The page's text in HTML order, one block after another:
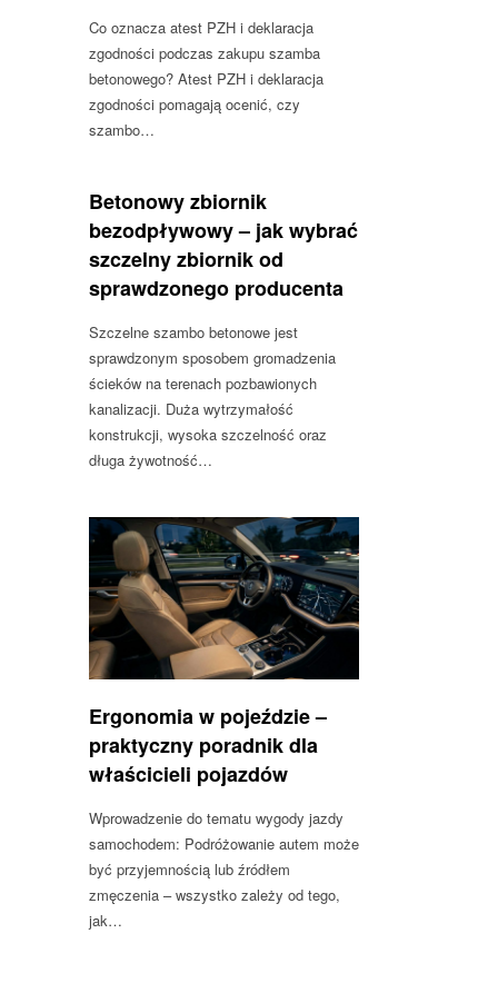
Co oznacza atest PZH i deklaracja
zgodności podczas zakupu szamba
betonowego? Atest PZH i deklaracja
zgodności pomagają ocenić, czy
szambo…
Betonowy zbiornik
bezodpływowy – jak wybrać
szczelny zbiornik od
sprawdzonego producenta
Szczelne szambo betonowe jest
sprawdzonym sposobem gromadzenia
ścieków na terenach pozbawionych
kanalizacji. Duża wytrzymałość
konstrukcji, wysoka szczelność oraz
długa żywotność…
Ergonomia w pojeździe –
praktyczny poradnik dla
właścicieli pojazdów
Wprowadzenie do tematu wygody jazdy
samochodem: Podróżowanie autem może
być przyjemnością lub źródłem
zmęczenia – wszystko zależy od tego,
jak…